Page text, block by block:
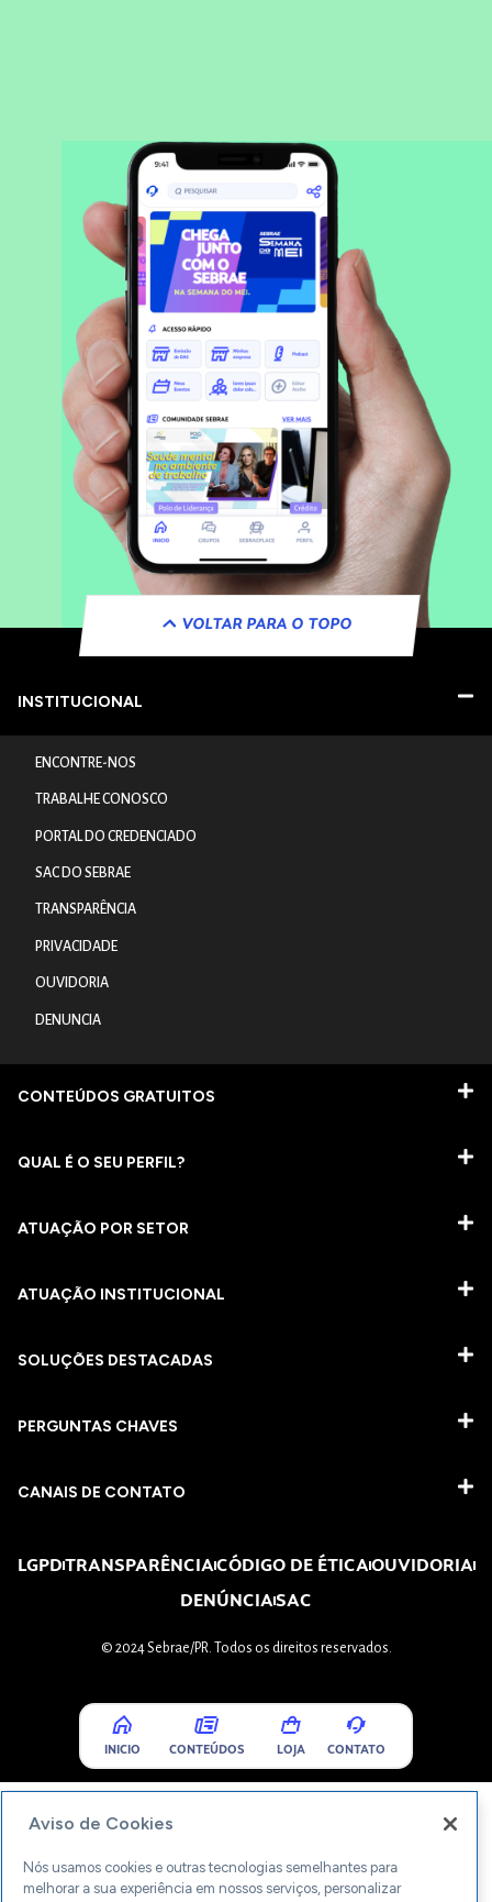
VOLTAR PARA O TOPO
INSTITUCIONAL
ENCONTRE-NOS
TRABALHE CONOSCO
PORTAL DO CREDENCIADO
SAC DO SEBRAE
TRANSPARÊNCIA
PRIVACIDADE
OUVIDORIA
DENUNCIA
CONTEÚDOS GRATUITOS
QUAL É O SEU PERFIL?
ATUAÇÃO POR SETOR
ATUAÇÃO INSTITUCIONAL
SOLUÇÕES DESTACADAS
PERGUNTAS CHAVES​
CANAIS DE CONTATO
LGPDTRANSPARÊNCIACÓDIGO DE ÉTICAOUVIDORIA
DENÚNCIASAC
© 2024 Sebrae/PR. Todos os direitos reservados.
INICIO CONTEÚDOS LOJA CONTATO
Aviso de Cookies
Nós usamos cookies e outras tecnologias semelhantes para
melhorar a sua experiência em nossos serviços, personalizar